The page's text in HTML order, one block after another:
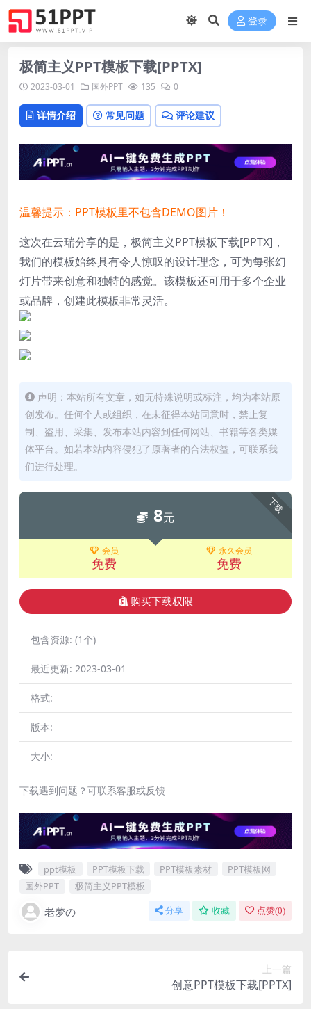
登录
极简主义PPT模板下载[PPTX]
2023-03-01 国外PPT 135 0
详情介绍 常见问题 评论建议
温馨提示：PPT模板里不包含DEMO图片！
这次在云瑞分享的是，极简主义PPT模板下载[PPTX]，
我们的模板始终具有令人惊叹的设计理念，可为每张幻
灯片带来创意和独特的感觉。该模板还可用于多个企业
或品牌，创建此模板非常灵活。
声明：本站所有文章，如无特殊说明或标注，均为本站原
创发布。任何个人或组织，在未征得本站同意时，禁止复
制、盗用、采集、发布本站内容到任何网站、书籍等各类媒
体平台。如若本站内容侵犯了原著者的合法权益，可联系我
们进行处理。
下载
8元
会员
免费
永久会员
免费
购买下载权限
包含资源: (1个)
最近更新: 2023-03-01
格式:
版本:
大小:
下载遇到问题？可联系客服或反馈
ppt模板 PPT模板下载 PPT模板素材
PPT模板网
国外PPT
极简主义PPT模板
老梦の 分享 收藏 点赞(0)
上一篇
创意PPT模板下载[PPTX]